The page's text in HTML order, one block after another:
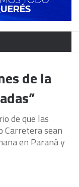
de la
de que las
Carretera sean
en Paraná y